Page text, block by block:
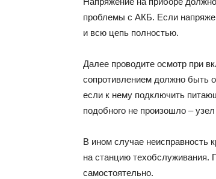
проблемы с АКБ. Если
и всю цепь полностью.
Далее проводите осмотр при
сопротивлением должно быть
если к нему подключить
подобного не произошло –
В ином случае неисправность
на станцию техобслуживания.
самостоятельно.